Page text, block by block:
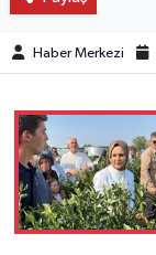
Haber Merkezi